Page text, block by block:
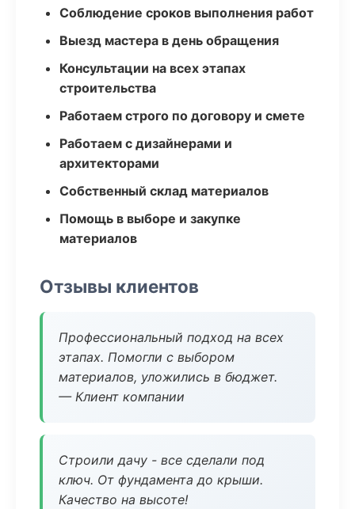
Соблюдение сроков выполнения работ
Выезд мастера в день обращения
Консультации на всех этапах
строительства
Работаем строго по договору и смете
Работаем с дизайнерами и
архитекторами
Собственный склад материалов
Помощь в выборе и закупке
материалов
Отзывы клиентов
Профессиональный подход на всех
этапах. Помогли с выбором
материалов, уложились в бюджет.
— Клиент компании
Строили дачу - все сделали под
ключ. От фундамента до крыши.
Качество на высоте!